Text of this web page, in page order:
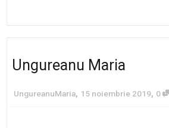
Ungureanu Maria
UngureanuMaria, 15 noiembrie 2019, 0